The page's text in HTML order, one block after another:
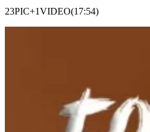
23PIC+1VIDEO(17:54)